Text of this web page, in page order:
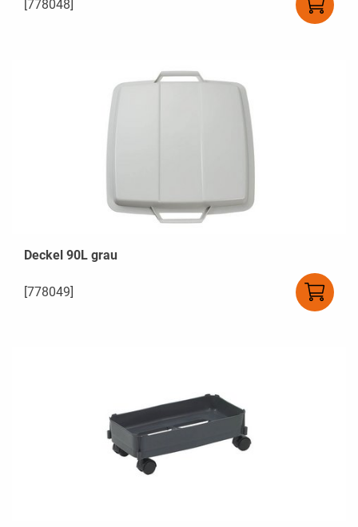
[778048]
Deckel 90L grau
[778049]